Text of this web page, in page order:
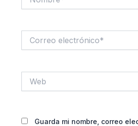
electrónico*
Guarda mi nombre, correo